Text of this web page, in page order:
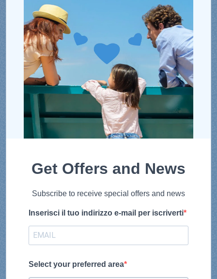
Get Offers and News
Subscribe to receive special offers and news
Inserisci il tuo indirizzo e-mail per iscriverti
Select your preferred area